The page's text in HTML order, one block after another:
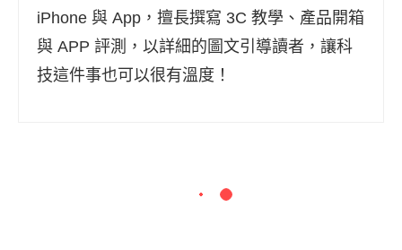
iPhone 與 App，擅長撰寫 3C 教學、產品開箱
與 APP 評測，以詳細的圖文引導讀者，讓科
技這件事也可以很有溫度！